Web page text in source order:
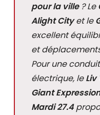
pour la ville? Le
Alight Cityet le
excellent
et
Pour une
électrique, le
Giant
Mardi 27.4